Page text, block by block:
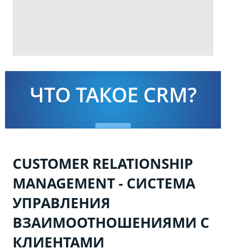
ЧТО ТАКОЕ CRM?
CUSTOMER RELATIONSHIP
MANAGEMENT - СИСТЕМА
УПРАВЛЕНИЯ
ВЗАИМООТНОШЕНИЯМИ С
КЛИЕНТАМИ